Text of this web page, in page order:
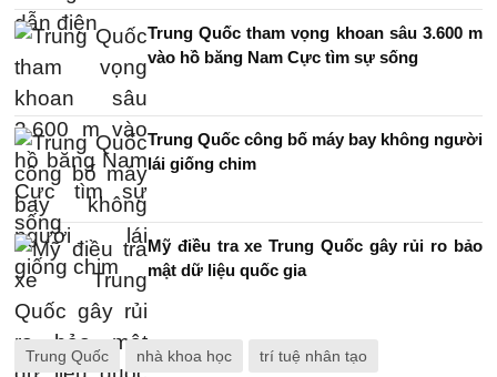
Trung Quốc tham vọng khoan sâu 3.600 m
vào hồ băng Nam Cực tìm sự sống
Trung Quốc công bố máy bay không người
lái giống chim
Mỹ điều tra xe Trung Quốc gây rủi ro bảo
mật dữ liệu quốc gia
Trung Quốc nhà khoa học trí tuệ nhân tạo